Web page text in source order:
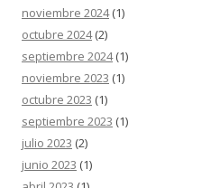
noviembre 2024(1)
octubre 2024(2)
septiembre 2024(1)
noviembre 2023 (1)
octubre 2023 (1)
septiembre 2023 (1)
julio 2023 (2)
junio 2023 (1)